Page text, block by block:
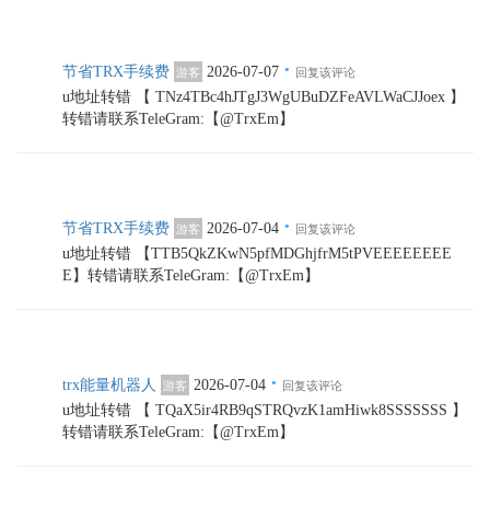
节省TRX手续费 游客 2026-07-07 · 回复该评论
u地址转错 【 TNz4TBc4hJTgJ3WgUBuDZFeAVLWaCJJoex 】
转错请联系TeleGram:【@TrxEm】
节省TRX手续费 游客 2026-07-04 · 回复该评论
u地址转错 【TTB5QkZKwN5pfMDGhjfrM5tPVEEEEEEEE
E】转错请联系TeleGram:【@TrxEm】
trx能量机器人 游客 2026-07-04 · 回复该评论
u地址转错 【 TQaX5ir4RB9qSTRQvzK1amHiwk8SSSSSSS 】
转错请联系TeleGram:【@TrxEm】